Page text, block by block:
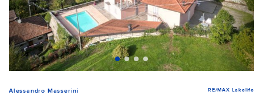
Alessandro Masserini RE/MAX Lakelife